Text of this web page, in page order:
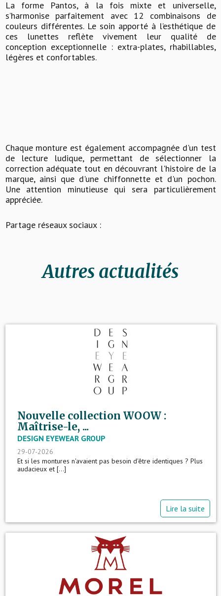
La forme Pantos, à la fois mixte et universelle,
s’harmonise parfaitement avec 12 combinaisons de
couleurs différentes. Le soin apporté à l’esthétique de
ces lunettes reflète vivement leur qualité de
conception exceptionnelle : extra-plates, rhabillables,
légères et confortables.
Chaque monture est également accompagnée d'un test
de lecture ludique, permettant de sélectionner la
correction adéquate tout en découvrant l'histoire de la
marque, ainsi que d'une chiffonnette et d'un pochon.
Une attention minutieuse qui sera particulièrement
appréciée.​​
Partage réseaux sociaux :
Autres actualités
Nouvelle collection WOOW :
Maîtrise-le, ...
DESIGN EYEWEAR GROUP
29-07-2026
Et si les montures n'avaient pas besoin d'être identiques ? Plus
audacieux et [...]
Lire la suite